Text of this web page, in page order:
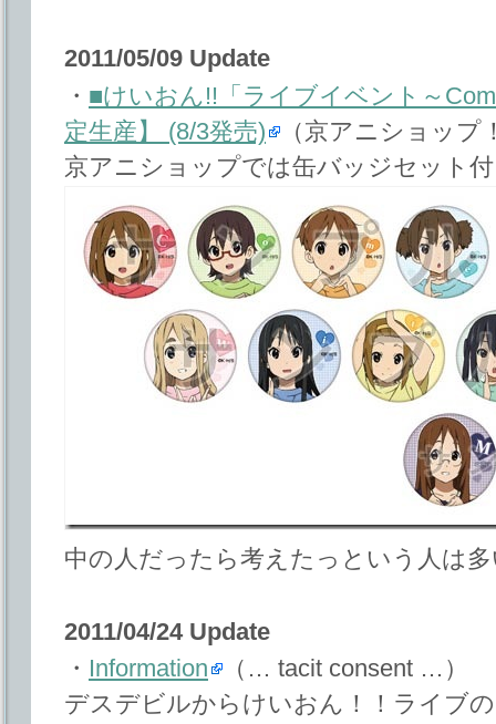
2011/05/09 Update
・ ■けいおん!!「ライブイベント～
定生産】 (8/3発売)
（京アニショップ
京アニショップでは缶バッジセット
中の人だったら考えたっという人は
2011/04/24 Update
・ Information
（… tacit consent …）
デスデビルからけいおん！！ライブ